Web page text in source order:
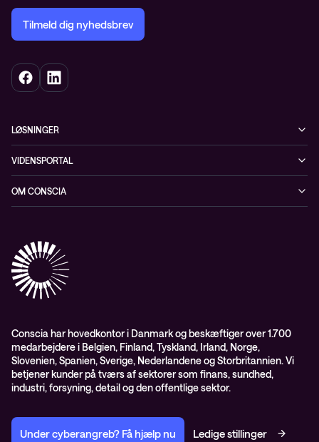
Tilmeld dig nyhedsbrev
LØSNINGER
Netværk
Observability
Conscia Managed Services
Conscia Services
VIDENSPORTAL
Events
Videoer
Whitepapers
OM CONSCIA
Partnere
Presserum
ISO certifikater
Proces for kundeklager
Salgs- og leveringsbetingelser
Selskabsoplysninger og SKI-rammeaftale
Conscia har hovedkontor i Danmark og beskæftiger over 1.700
medarbejdere i Belgien, Finland, Tyskland, Irland, Norge,
Slovenien, Spanien, Sverige, Nederlandene og Storbritannien. Vi
betjener kunder på tværs af sektorer som finans, sundhed,
industri, forsyning, detail og den offentlige sektor.
Under cyberangreb? Få hjælp nu Ledige stillinger